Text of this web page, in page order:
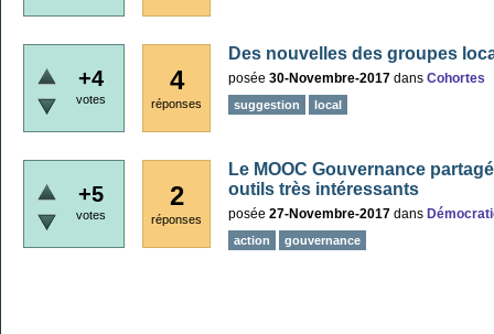
+4
votes
4
réponses
Des nouvelles des groupes
posée 30-Novembre-2017 dans Cohortes
suggestion local
+5
votes
2
réponses
Le MOOC Gouvernance
outils très intéressants
posée 27-Novembre-2017 dans
action gouvernance